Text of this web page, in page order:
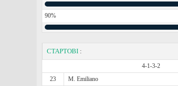
90%
СТАРТОВІ :
4-1-3-2
23
M. Emiliano